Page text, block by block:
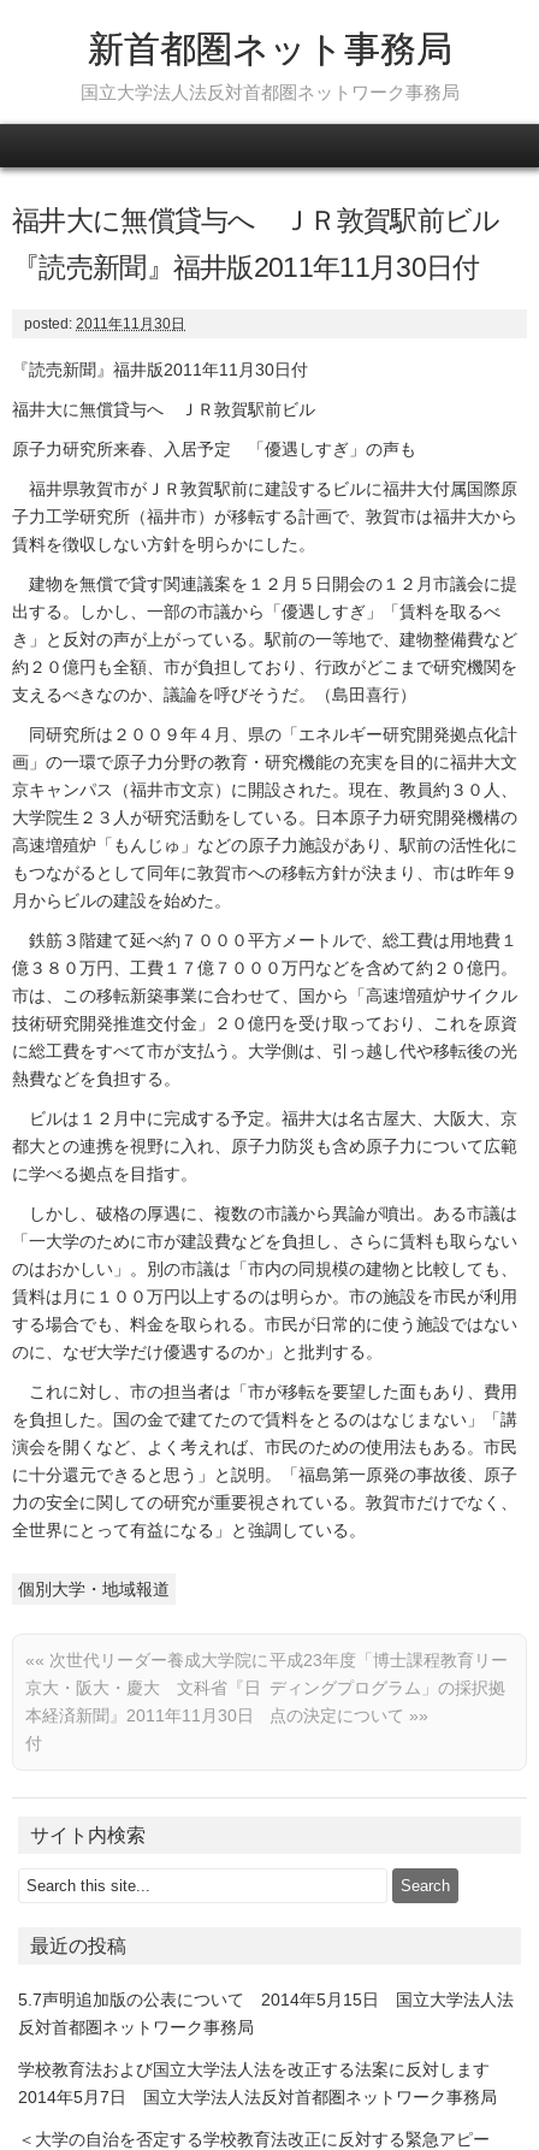
新首都圏ネット事務局
国立大学法人法反対首都圏ネットワーク事務局
福井大に無償貸与へ ＪＲ敦賀駅前ビル
『読売新聞』福井版2011年11月30日付
posted: 2011年11月30日
『読売新聞』福井版2011年11月30日付
福井大に無償貸与へ ＪＲ敦賀駅前ビル
原子力研究所来春、入居予定 「優遇しすぎ」の声も
福井県敦賀市がＪＲ敦賀駅前に建設するビルに福井大付属国際原
子力工学研究所（福井市）が移転する計画で、敦賀市は福井大から
賃料を徴収しない方針を明らかにした。
建物を無償で貸す関連議案を１２月５日開会の１２月市議会に提
出する。しかし、一部の市議から「優遇しすぎ」「賃料を取るべ
き」と反対の声が上がっている。駅前の一等地で、建物整備費など
約２０億円も全額、市が負担しており、行政がどこまで研究機関を
支えるべきなのか、議論を呼びそうだ。（島田喜行）
同研究所は２００９年４月、県の「エネルギー研究開発拠点化計
画」の一環で原子力分野の教育・研究機能の充実を目的に福井大文
京キャンパス（福井市文京）に開設された。現在、教員約３０人、
大学院生２３人が研究活動をしている。日本原子力研究開発機構の
高速増殖炉「もんじゅ」などの原子力施設があり、駅前の活性化に
もつながるとして同年に敦賀市への移転方針が決まり、市は昨年９
月からビルの建設を始めた。
鉄筋３階建て延べ約７０００平方メートルで、総工費は用地費１
億３８０万円、工費１７億７０００万円などを含めて約２０億円。
市は、この移転新築事業に合わせて、国から「高速増殖炉サイクル
技術研究開発推進交付金」２０億円を受け取っており、これを原資
に総工費をすべて市が支払う。大学側は、引っ越し代や移転後の光
熱費などを負担する。
ビルは１２月中に完成する予定。福井大は名古屋大、大阪大、京
都大との連携を視野に入れ、原子力防災も含め原子力について広範
に学べる拠点を目指す。
しかし、破格の厚遇に、複数の市議から異論が噴出。ある市議は
「一大学のために市が建設費などを負担し、さらに賃料も取らない
のはおかしい」。別の市議は「市内の同規模の建物と比較しても、
賃料は月に１００万円以上するのは明らか。市の施設を市民が利用
する場合でも、料金を取られる。市民が日常的に使う施設ではない
のに、なぜ大学だけ優遇するのか」と批判する。
これに対し、市の担当者は「市が移転を要望した面もあり、費用
を負担した。国の金で建てたので賃料をとるのはなじまない」「講
演会を開くなど、よく考えれば、市民のための使用法もある。市民
に十分還元できると思う」と説明。「福島第一原発の事故後、原子
力の安全に関しての研究が重要視されている。敦賀市だけでなく、
全世界にとって有益になる」と強調している。
個別大学・地域報道
«« 次世代リーダー養成大学院に
京大・阪大・慶大 文科省『日
本経済新聞』2011年11月30日
付
平成23年度「博士課程教育リー
ディングプログラム」の採択拠
点の決定について »»
サイト内検索
最近の投稿
5.7声明追加版の公表について 2014年5月15日 国立大学法人法
反対首都圏ネットワーク事務局
学校教育法および国立大学法人法を改正する法案に反対します
2014年5月7日 国立大学法人法反対首都圏ネットワーク事務局
＜大学の自治を否定する学校教育法改正に反対する緊急アピー